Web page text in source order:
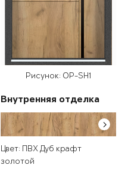
Рисунок: OP-SH1
Внутренняя отделка
Цвет: ПВХ Дуб крафт
золотой